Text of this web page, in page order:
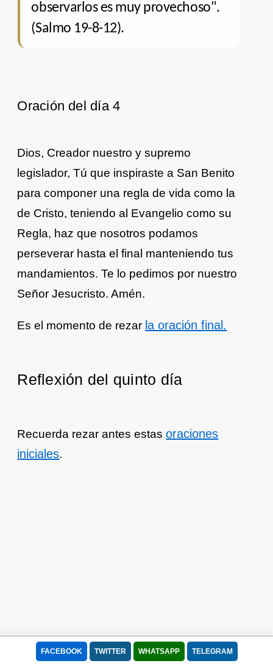
FACEBOOK TWITTER WHATSAPP TELEGRAM
observarlos es muy provechoso".
(Salmo 19-8-12).
Oración del día 4
Dios, Creador nuestro y supremo
legislador, Tú que inspiraste a San Benito
para componer una regla de vida como la
de Cristo, teniendo al Evangelio como su
Regla, haz que nosotros podamos
perseverar hasta el final manteniendo tus
mandamientos. Te lo pedimos por nuestro
Señor Jesucristo. Amén.
Es el momento de rezar la oración final.
Reflexión del quinto día
Recuerda rezar antes estasoraciones
iniciales.